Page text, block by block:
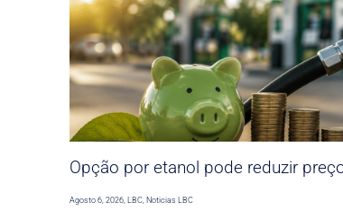
Opção por etanol pode reduzir
Agosto 6, 2026,LBC,Noticias LBC